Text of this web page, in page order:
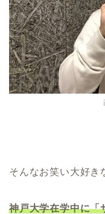
そんなお笑い大好き
神戸大学在学中に「